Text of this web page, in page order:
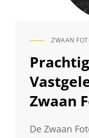
CAT
ZWAAN
Zwaan
De Zwaan